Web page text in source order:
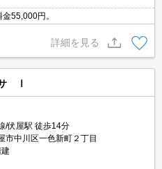
55,000円。
詳細を見る
サ Ⅰ
/伏屋駅 徒歩14分
市中川区一色新町２丁目